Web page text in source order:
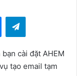
MessengerTelegram
cài đặt AHEM
tạo email tạm